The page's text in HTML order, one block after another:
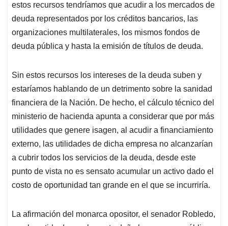
estos recursos tendríamos que acudir a los mercados de
deuda representados por los créditos bancarios, las
organizaciones multilaterales, los mismos fondos de
deuda pública y hasta la emisión de títulos de deuda.
Sin estos recursos los intereses de la deuda suben y
estaríamos hablando de un detrimento sobre la sanidad
financiera de la Nación. De hecho, el cálculo técnico del
ministerio de hacienda apunta a considerar que por más
utilidades que genere isagen, al acudir a financiamiento
externo, las utilidades de dicha empresa no alcanzarían
a cubrir todos los servicios de la deuda, desde este
punto de vista no es sensato acumular un activo dado el
costo de oportunidad tan grande en el que se incurriría.
La afirmación del monarca opositor, el senador Robledo,